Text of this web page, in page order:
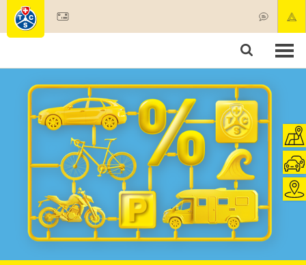
Membres & prestations
Tests, sécurité & santé